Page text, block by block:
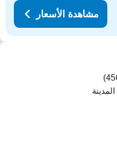
مشاهدة الأسعار